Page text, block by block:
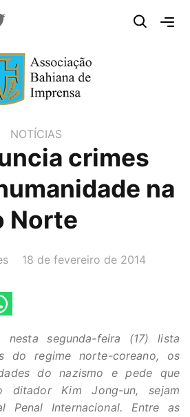
NOTÍCIAS
crimes
na
Norte
DATA:
18 de fevereiro de 2014
nesta segunda-feira (17) lista
do regime norte-coreano, os
do nazismo e pede que
ditador Kim Jong-un, sejam
Penal Internacional. Entre as